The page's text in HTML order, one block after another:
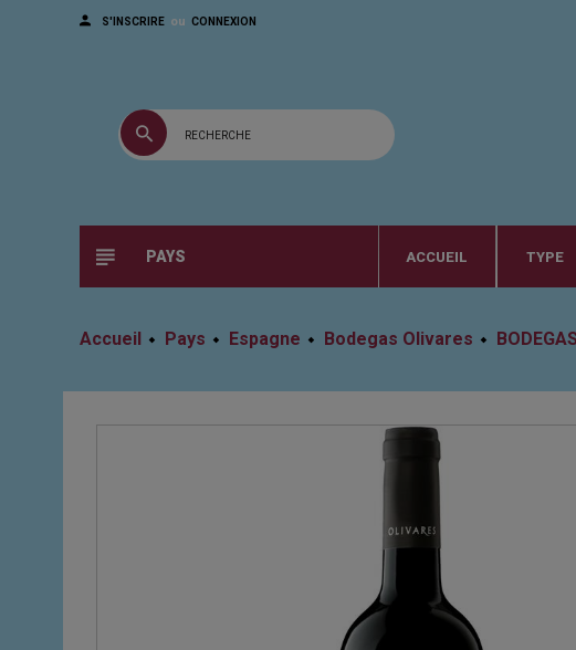
S'INSCRIRE ou CONNEXION
PAYS ACCUEIL TYPE
Accueil Pays Espagne Bodegas Olivares